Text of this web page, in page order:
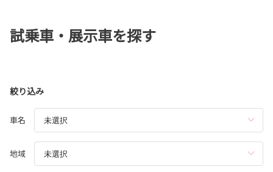
試乗車・展示車を探す
絞り込み
車名
地域